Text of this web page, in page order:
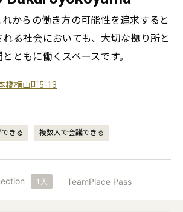
からの働き方の可能性を追求すると
る社会においても、大切な拠り所と
ともに働くスペースです。
橋横山町5-13
きる 複数人で会議できる
1 人 TeamPlace Pass